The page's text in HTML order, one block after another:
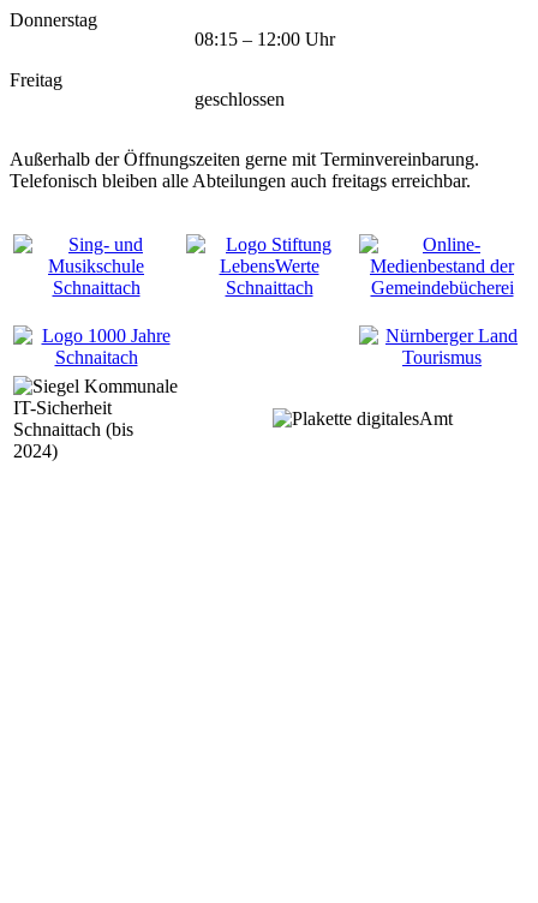
Donnerstag
08:15 – 12:00 Uhr
Freitag
geschlossen
Außerhalb der Öffnungszeiten gerne mit Terminvereinbarung.
Telefonisch bleiben alle Abteilungen auch freitags erreichbar.